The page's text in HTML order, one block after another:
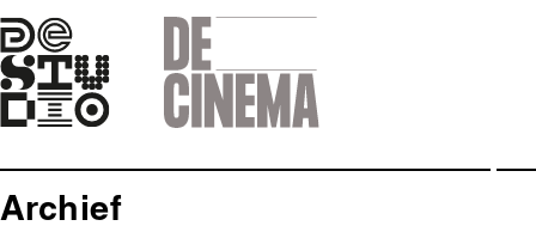
Skip
to
main
navigation
Archief